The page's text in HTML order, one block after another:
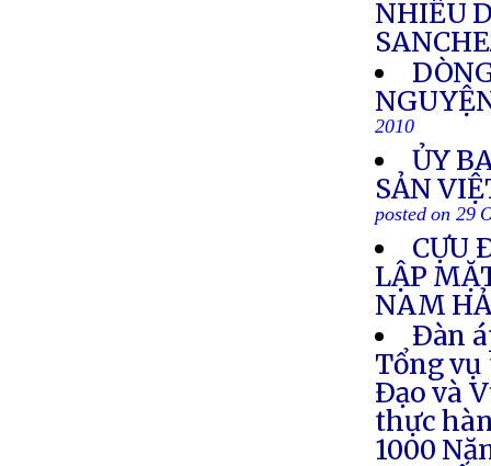
NHIỀU
2010
ỦY
SẢN
posted on 29
CỰU
LẬP
NAM
Ðàn
Tổng
Ðạo và
thực
1000